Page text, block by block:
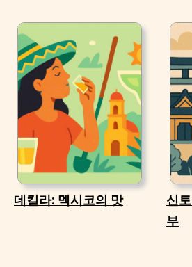
데킬라: 멕시코의 맛
신
부